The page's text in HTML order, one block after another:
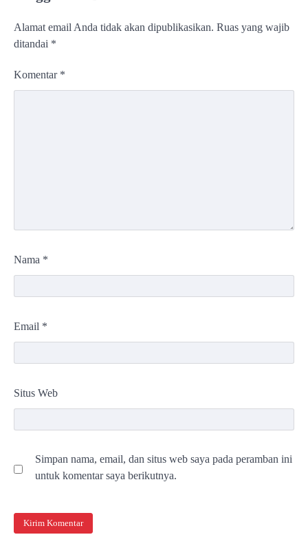
Alamat email Anda tidak akan dipublikasikan. Ruas yang wajib
ditandai *
Komentar *
Nama *
Email *
Situs Web
Simpan nama, email, dan situs web saya pada peramban ini
untuk komentar saya berikutnya.